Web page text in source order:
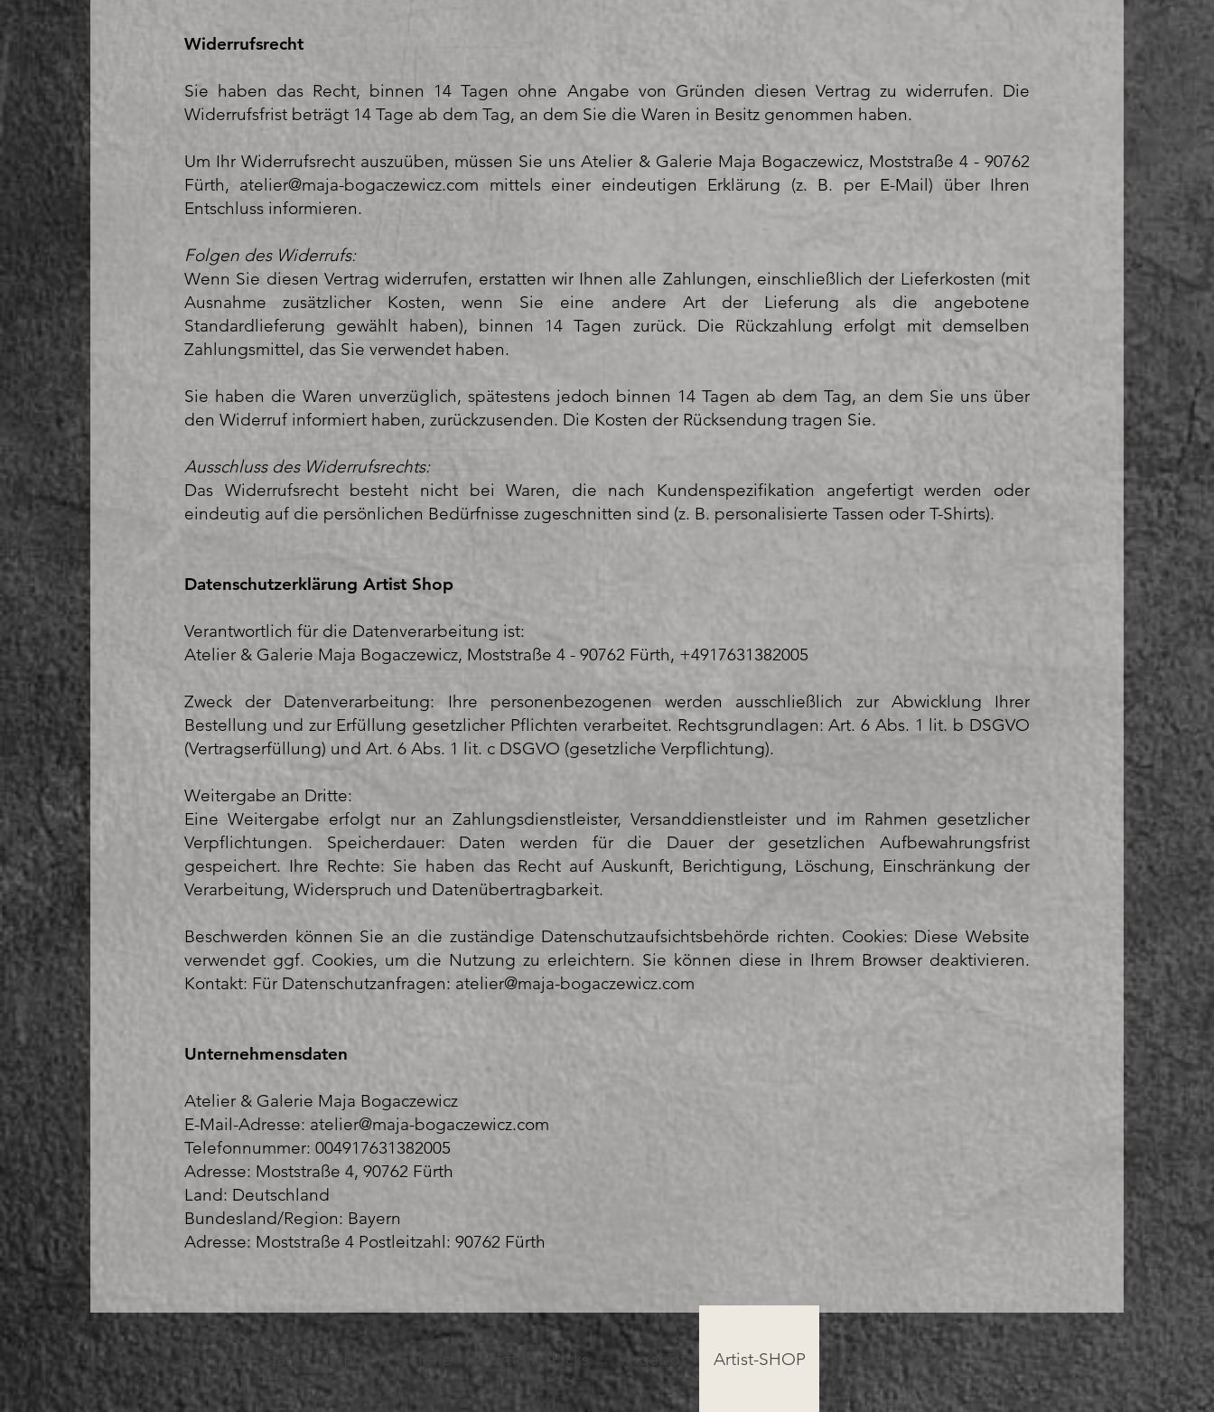
Widerrufsrecht
Sie haben das Recht, binnen 14 Tagen ohne Angabe von Gründen diesen Vertrag zu widerrufen. Die
Widerrufsfrist beträgt 14 Tage ab dem Tag, an dem Sie die Waren in Besitz genommen haben.
Um Ihr Widerrufsrecht auszuüben, müssen Sie uns Atelier & Galerie Maja Bogaczewicz, Moststraße 4 - 90762
Fürth, atelier@maja-bogaczewicz.com mittels einer eindeutigen Erklärung (z. B. per E-Mail) über Ihren
Entschluss informieren.
Folgen des Widerrufs:
Wenn Sie diesen Vertrag widerrufen, erstatten wir Ihnen alle Zahlungen, einschließlich der Lieferkosten (mit
Ausnahme zusätzlicher Kosten, wenn Sie eine andere Art der Lieferung als die angebotene
Standardlieferung gewählt haben), binnen 14 Tagen zurück. Die Rückzahlung erfolgt mit demselben
Zahlungsmittel, das Sie verwendet haben.
Sie haben die Waren unverzüglich, spätestens jedoch binnen 14 Tagen ab dem Tag, an dem Sie uns über
den Widerruf informiert haben, zurückzusenden. Die Kosten der Rücksendung tragen Sie.
Ausschluss des Widerrufsrechts:
Das Widerrufsrecht besteht nicht bei Waren, die nach Kundenspezifikation angefertigt werden oder
eindeutig auf die persönlichen Bedürfnisse zugeschnitten sind (z. B. personalisierte Tassen oder T-Shirts).
Datenschutzerklärung Artist Shop
Verantwortlich für die Datenverarbeitung ist:
Atelier & Galerie Maja Bogaczewicz, Moststraße 4 - 90762 Fürth, +4917631382005
Zweck der Datenverarbeitung: Ihre personenbezogenen werden ausschließlich zur Abwicklung Ihrer
Bestellung und zur Erfüllung gesetzlicher Pflichten verarbeitet. Rechtsgrundlagen: Art. 6 Abs. 1 lit. b DSGVO
(Vertragserfüllung) und Art. 6 Abs. 1 lit. c DSGVO (gesetzliche Verpflichtung).
Weitergabe an Dritte:
Eine Weitergabe erfolgt nur an Zahlungsdienstleister, Versanddienstleister und im Rahmen gesetzlicher
Verpflichtungen. Speicherdauer: Daten werden für die Dauer der gesetzlichen Aufbewahrungsfrist
gespeichert. Ihre Rechte: Sie haben das Recht auf Auskunft, Berichtigung, Löschung, Einschränkung der
Verarbeitung, Widerspruch und Datenübertragbarkeit.
Beschwerden können Sie an die zuständige Datenschutzaufsichtsbehörde richten. Cookies: Diese Website
verwendet ggf. Cookies, um die Nutzung zu erleichtern. Sie können diese in Ihrem Browser deaktivieren.
Kontakt: Für Datenschutzanfragen: atelier@maja-bogaczewicz.com
Unternehmensdaten
Atelier & Galerie Maja Bogaczewicz
E-Mail-Adresse: atelier@maja-bogaczewicz.com
Telefonnummer: 004917631382005
Adresse: Moststraße 4, 90762 Fürth
Land: Deutschland
Bundesland/Region: Bayern
Adresse: Moststraße 4 Postleitzahl: 90762 Fürth
Start INFO Galerie Portfolio-Picks Angebot Artist-SHOP Kontakt